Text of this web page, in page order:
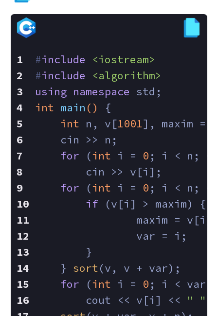
#include
<iostream>
#include
<algorithm>
using namespace std;
int main ()
{
int n, v[1001], maxim =
    cin >> n;
for (int i = 0 ; i < n;
        cin >> v[i];
for (int i = 0 ; i < n;
if (v[i] > maxim) {
maxim =
        	var = i;
        }
    }
sort(v, v + var);
for (int i = 0 ; i < var;
    	cout << v[i] <<
" "